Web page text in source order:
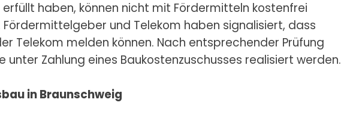
haben, können nicht mit Fördermitteln kostenfrei
und Telekom haben signalisiert, dass
Telekom melden können. Nach entsprechender Prüfung
unter Zahlung eines Baukostenzuschusses realisiert werden.
in Braunschweig